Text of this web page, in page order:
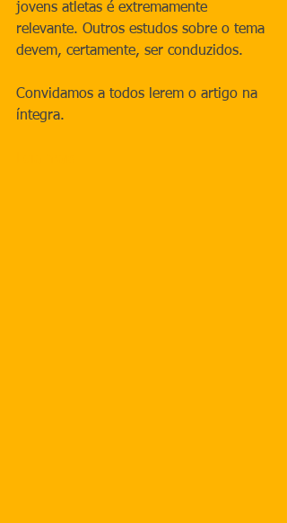
jovens atletas é extremamente
relevante. Outros estudos sobre o tema
devem, certamente, ser conduzidos.
Convidamos a todos lerem o artigo na
íntegra.